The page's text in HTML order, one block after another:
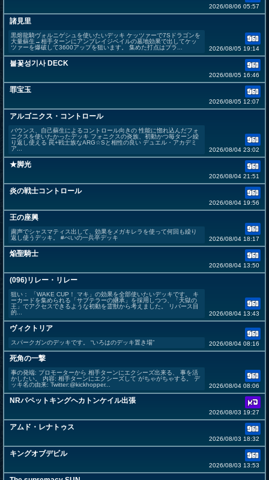
2026/08/06 05:57
諸見里
黒熔龍騎ヴォルニゲシュを使いたいデッキ ケッツァーで7Sドラゴンを
大量蘇生→相手ターンにアンブレイジベイルの墓地効果で出してケッ
ツァーを爆破して3600アップを狙います。 集めた打点はブラ...
2026/08/05 19:14
불꽃성기사 DECK
2026/08/05 16:46
罪宝玉
2026/08/05 12:07
アルゴニクス・コントロール
バウンス、自己蘇生によるコントロール向きの 性能に惚れ込んだフォ
ニクスを使いたかったデッキ フォニクスの炎族、初動かつ毎ターン繰
り返し使える 罠+戦士族なARG☆Sと相性の良い デュエル・アカデミ
ア...
2026/08/04 23:02
★脚光
2026/08/04 21:51
炎の戦士コントロール
2026/08/04 19:56
王の座興
粛声でシャスマティス出して、効果をメガキレラを使って何回も繰り
返し使うデッキ。 #ぺいの一兵卒デッキ
2026/08/04 18:17
焔聖騎士
2026/08/04 13:50
(096)リレー・リレー
狙い： 「WAKE CUP！ マキ」の効果を全部使いたいデッキです。 キ
ーカードを集められる「サブテラーの継承」を採用しつつ、「天獄の
王」でアクセスできるような初動を霊獣から考えました。 リバース目
的...
2026/08/04 13:43
ヴィクトリア
スパークガンのデッキです。 “いろはのデッキ置き場” 2026/08/04 08:16
死角の一撃
事の発端: プロモーターから 相手ターンにエクシーズ出来る、 事を活
かしたい。 内容: 相手ターンにエクシーズして がちゃがちゃする。 デ
ッキ名の由来: Twitter:@kickhopper...
2026/08/04 08:06
NRパペットキングヘカトンケイル出張
2026/08/03 19:27
アムド・レナトゥス
2026/08/03 18:32
キングオブデビル
2026/08/03 13:53